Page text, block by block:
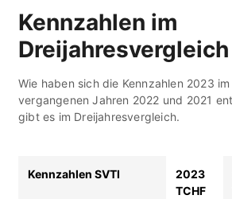
Kennzahlen im
Dreijahresvergleich
Wie haben sich die Kennzahlen 2023
vergangenen Jahren 2022 und 2021
gibt es im Dreijahresvergleich.
Kennzahlen SVTI
2023
TCHF